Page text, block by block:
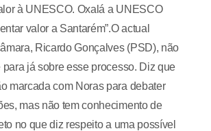
à UNESCO. Oxalá a UNESCO
valor a Santarém”.O actual
Ricardo Gonçalves (PSD), não
já sobre esse processo. Diz que
marcada com Noras para debater
mas não tem conhecimento de
no que diz respeito a uma possível